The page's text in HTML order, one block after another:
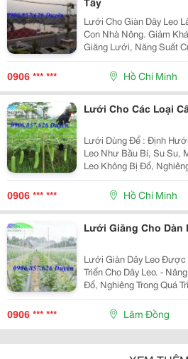
Lưới Cho Giàn Dây Leo
Con Nhà Nông. Giảm Khá Nhiều Thời Gian Làm Giàn
Giăng Lưới, Năng Suất
Hơn. Hiện Nay Áp Dụng Cách Làm Mới Dùng Lưới
Giăng Bắt Giàn Cho
0906 *** *** Hồ Chí Minh
Lưới Cho Các Loại
Lưới Dùng Để : Định Hướng Phát Triển Cho Cây Thân
Leo Như Bầu Bí, Su Su,
Leo Không Bị Đổ,
Hiện Nay Phương Pháp
Không Những Rất Hiệu
0906 *** *** Hồ Chí Minh
Lưới Giăng Cho Dàn
Lưới Giàn Dây Leo
Triển Cho Dây Leo. -
Đổ, Nghiêng Trong Quá Trình Phát
Còn Có Tác Dụng Là
Lưới Thường Được
0906 *** *** Lâm Đồng